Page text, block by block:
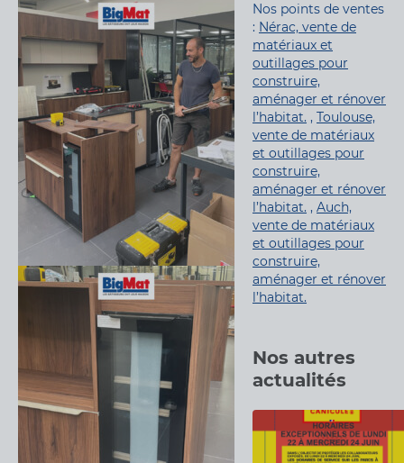
Nos points de ventes
: Nérac, vente de
matériaux et
outillages pour
construire,
aménager et rénover
l’habitat. , Toulouse,
vente de matériaux
et outillages pour
construire,
aménager et rénover
l’habitat. , Auch,
vente de matériaux
et outillages pour
construire,
aménager et rénover
l’habitat.
Nos autres
actualités